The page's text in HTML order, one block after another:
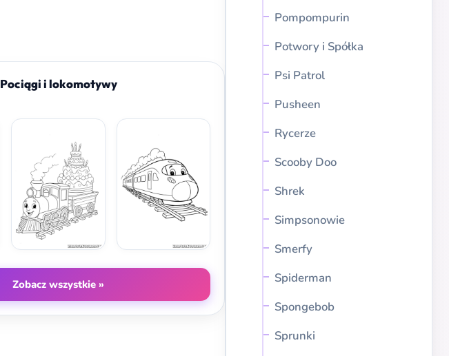
Pompompurin
Potwory i Spółka
Psi Patrol
Pusheen
Rycerze
Scooby Doo
Shrek
Simpsonowie
Smerfy
Spiderman
Spongebob
Sprunki
Pociągi i lokomotywy
Zobacz wszystkie »